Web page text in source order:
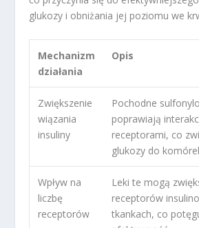
glukozy i obniżania jej poziomu we
Mechanizm
działania
Opis
Zwiększenie
wiązania
insuliny
Pochodne
poprawiają
receptorami, co
glukozy do
Wpływ na
liczbę
receptorów
Leki te mogą
receptorów
tkankach, co